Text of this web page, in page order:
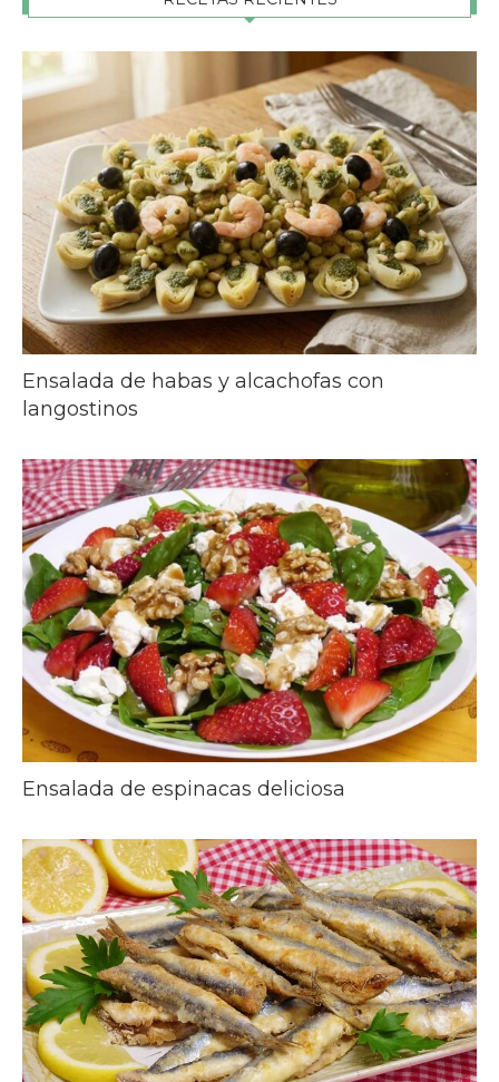
Ensalada de habas y alcachofas con
langostinos
Ensalada de espinacas deliciosa